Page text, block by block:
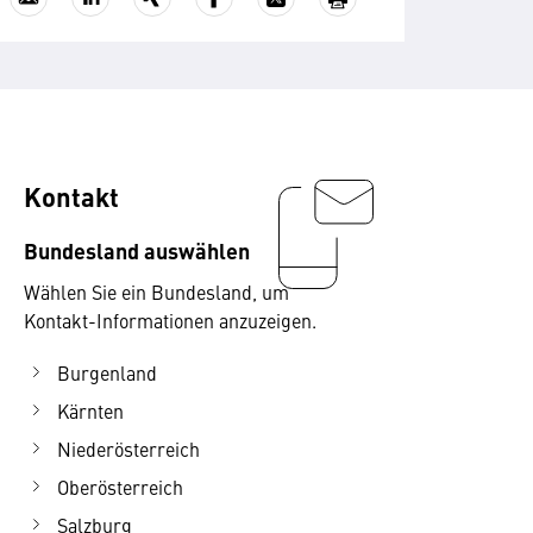
Kontakt
Bundesland auswählen
Wählen Sie ein Bundesland, um
Kontakt-Informationen anzuzeigen.
Burgenland
Kärnten
Niederösterreich
Oberösterreich
Salzburg